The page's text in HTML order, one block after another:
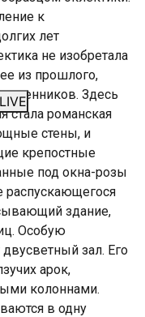
LIVE
к
лет
не изобретала
из прошлого,
Здесь
стала романская
стены, и
крепостные
под окна-розы
здание,
Особую
зал. Его
арок,
колоннами.
в одну